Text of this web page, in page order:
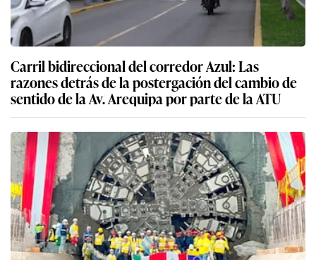
Carril bidireccional del corredor Azul: Las
razones detrás de la postergación del cambio de
sentido de la Av. Arequipa por parte de la ATU